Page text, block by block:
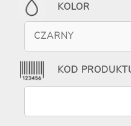
KOLOR
CZARNY
KOD